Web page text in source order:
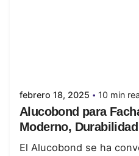
febrero 18, 2025 10 min
Alucobond para
Moderno,
El Alucobond se ha